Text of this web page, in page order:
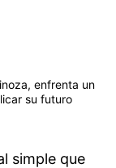
enfrenta un
su futuro
simple que